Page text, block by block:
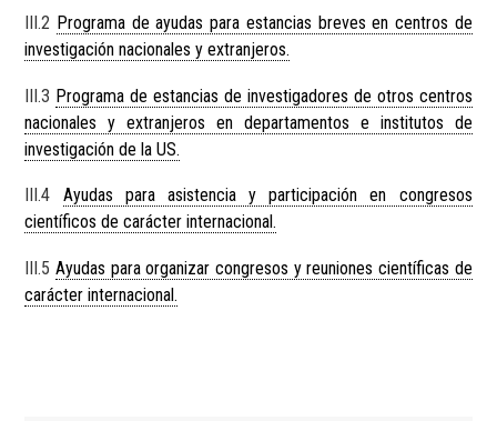
III.2 Programa de ayudas para estancias breves en centros de
investigación nacionales y extranjeros.
III.3 Programa de estancias de investigadores de otros centros
nacionales y extranjeros en departamentos e institutos de
investigación de la US.
III.4 Ayudas para asistencia y participación en congresos
científicos de carácter internacional.
III.5Ayudas para organizar congresos y reuniones científicas de
carácter internacional.